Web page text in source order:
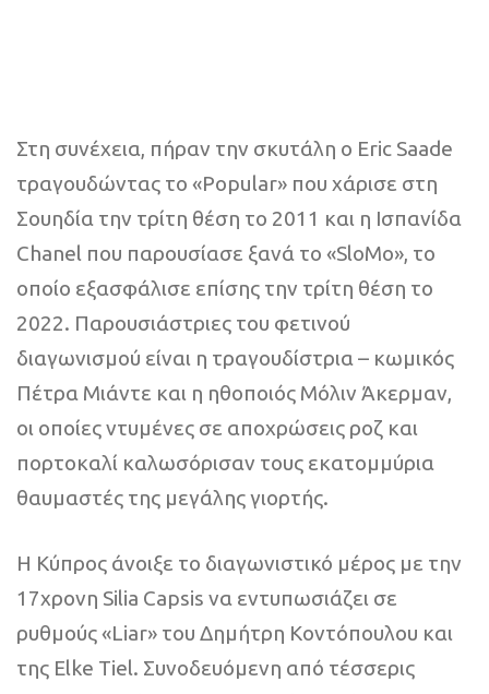
Στη συνέχεια, πήραν την σκυτάλη ο Eric Saade
τραγουδώντας το «Popular» που χάρισε στη
Σουηδία την τρίτη θέση το 2011 και η Ισπανίδα
Chanel που παρουσίασε ξανά το «SloMo», το
οποίο εξασφάλισε επίσης την τρίτη θέση το
2022. Παρουσιάστριες του φετινού
διαγωνισμού είναι η τραγουδίστρια – κωμικός
Πέτρα Μιάντε και η ηθοποιός Μόλιν Άκερμαν,
οι οποίες ντυμένες σε αποχρώσεις ροζ και
πορτοκαλί καλωσόρισαν τους εκατομμύρια
θαυμαστές της μεγάλης γιορτής.
Η Κύπρος άνοιξε το διαγωνιστικό μέρος με την
17χρονη Silia Capsis να εντυπωσιάζει σε
ρυθμούς «Liar» του Δημήτρη Κοντόπουλου και
της Elke Tiel. Συνοδευόμενη από τέσσερις